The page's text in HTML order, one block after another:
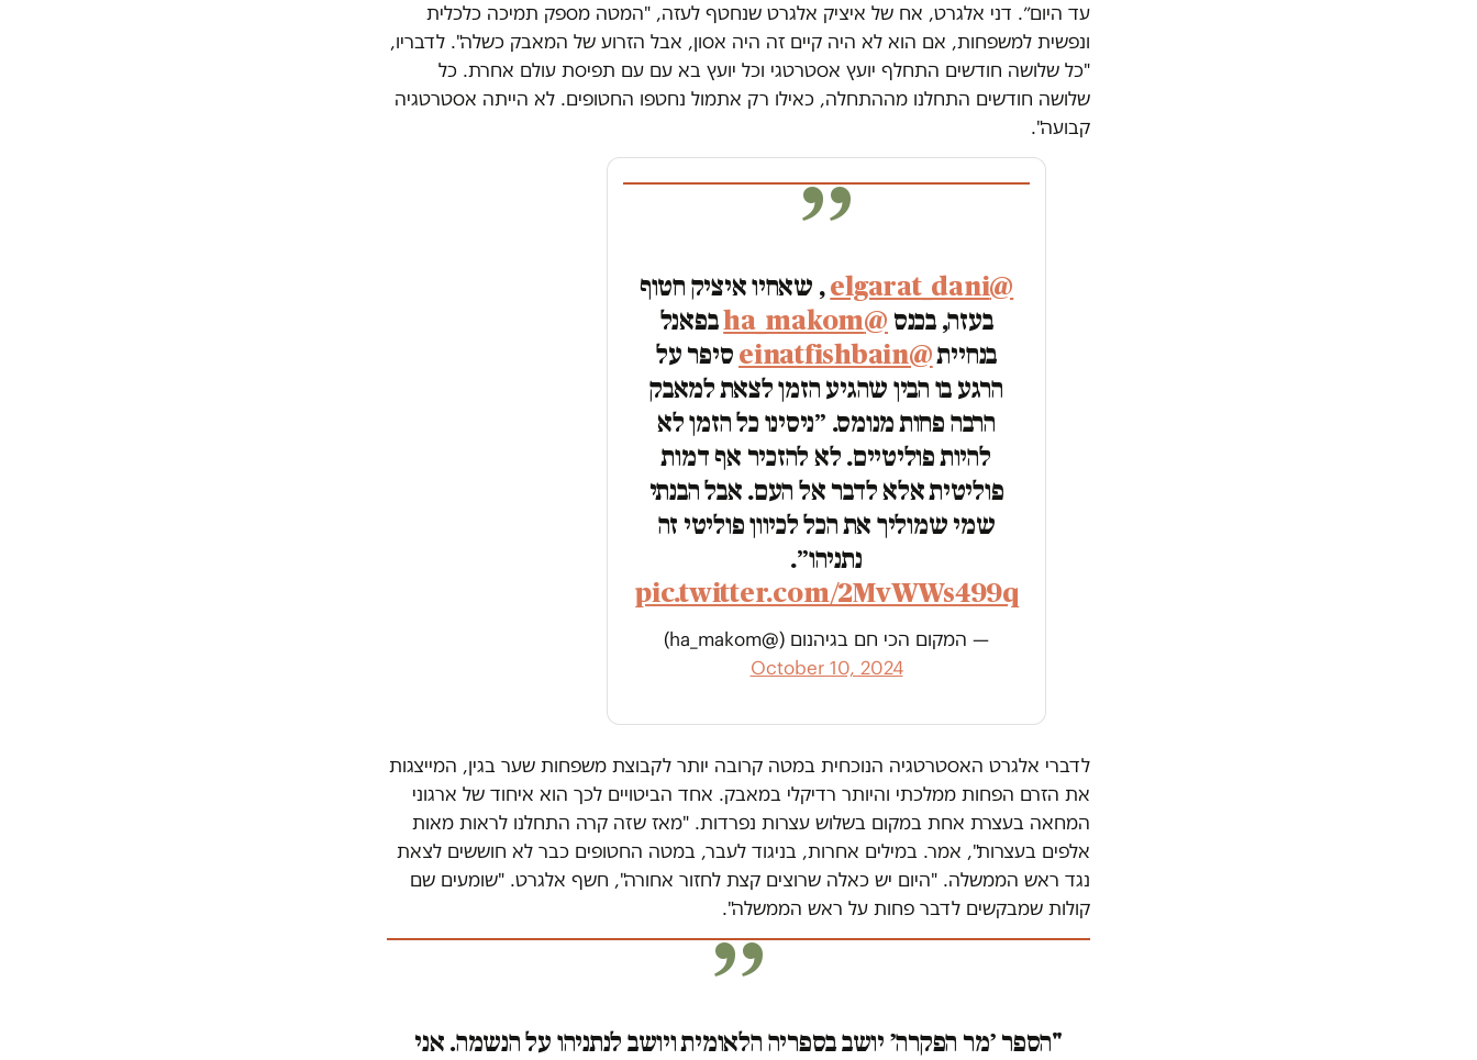
עד היום״. דני אלגרט, אח של איציק אלגרט שנחטף לעזה, "המטה מספק תמיכה כלכלית
ונפשית למשפחות, אם הוא לא היה קיים זה היה אסון, אבל הזרוע של המאבק כשלה". לדבריו,
"כל שלושה חודשים התחלף יועץ אסטרטגי וכל יועץ בא עם עם תפיסת עולם אחרת. כל
שלושה חודשים התחלנו מההתחלה, כאילו רק אתמול נחטפו החטופים. לא הייתה אסטרטגיה
קבועה".
@elgarat_dani
, שאחיו איציק חטוף
בעזה, בכנס @ha_makom
בפאנל
בנחיית@einatfishbain
סיפר על
הרגע בו הבין שהגיע הזמן לצאת למאבק
הרבה פחות מנומס. ״ניסינו כל הזמן לא
להיות פוליטיים. לא להזכיר אף דמות
פוליטית אלא לדבר אל העם. אבל הבנתי
שמי שמוליך את הכל לכיוון פוליטי זה
נתניהו״.
pic.twitter.com/2MvWWs499q
— המקום הכי חם בגיהנום (@ha_makom)
October 10, 2024
לדברי אלגרט האסטרטגיה הנוכחית במטה קרובה יותר לקבוצת משפחות שער בגין, המייצגות
את הזרם הפחות ממלכתי והיותר רדיקלי במאבק. אחד הביטויים לכך הוא איחוד של ארגוני
המחאה בעצרת אחת במקום בשלוש עצרות נפרדות. "מאז שזה קרה התחלנו לראות מאות
אלפים בעצרות", אמר. במילים אחרות, בניגוד לעבר, במטה החטופים כבר לא חוששים לצאת
נגד ראש הממשלה. "היום יש כאלה שרוצים קצת לחזור אחורה", חשף אלגרט. "שומעים שם
קולות שמבקשים לדבר פחות על ראש הממשלה".
"הספר ׳מר הפקרה׳ יושב בספריה הלאומית ויושב לנתניהו על הנשמה. אני